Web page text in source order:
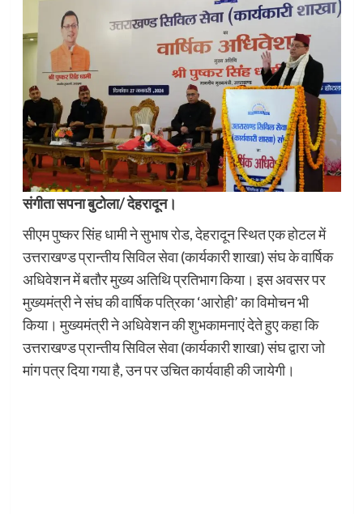
संगीता सपना बुटोला/ देहरादून।
सीएम पुष्कर सिंह धामी ने सुभाष रोड, देहरादून स्थित एक होटल में
उत्तराखण्ड प्रान्तीय सिविल सेवा (कार्यकारी शाखा) संघ के वार्षिक
अधिवेशन में बतौर मुख्य अतिथि प्रतिभाग किया। इस अवसर पर
मुख्यमंत्री ने संघ की वार्षिक पत्रिका ‘आरोही’ का विमोचन भी
किया। मुख्यमंत्री ने अधिवेशन की शुभकामनाएं देते हुए कहा कि
उत्तराखण्ड प्रान्तीय सिविल सेवा (कार्यकारी शाखा) संघ द्वारा जो
मांग पत्र दिया गया है, उन पर उचित कार्यवाही की जायेगी।